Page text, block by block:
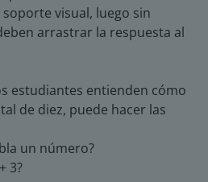
visual, luego sin
arrastrar la respuesta al
estudiantes entienden cómo
de diez, puede hacer las
un número?
3?